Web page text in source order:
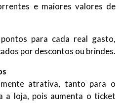
e maiores valores de
pontos para cada real gasto,
por descontos ou brindes.
atrativa, tanto para o
a loja, pois aumenta o ticket